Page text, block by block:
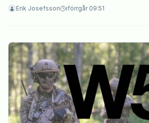
Erik Josefsson iförrgår 09:51